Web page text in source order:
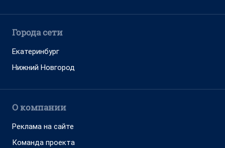
Города сети
Екатеринбург
Нижний Новгород
О компании
Реклама на сайте
Команда проекта